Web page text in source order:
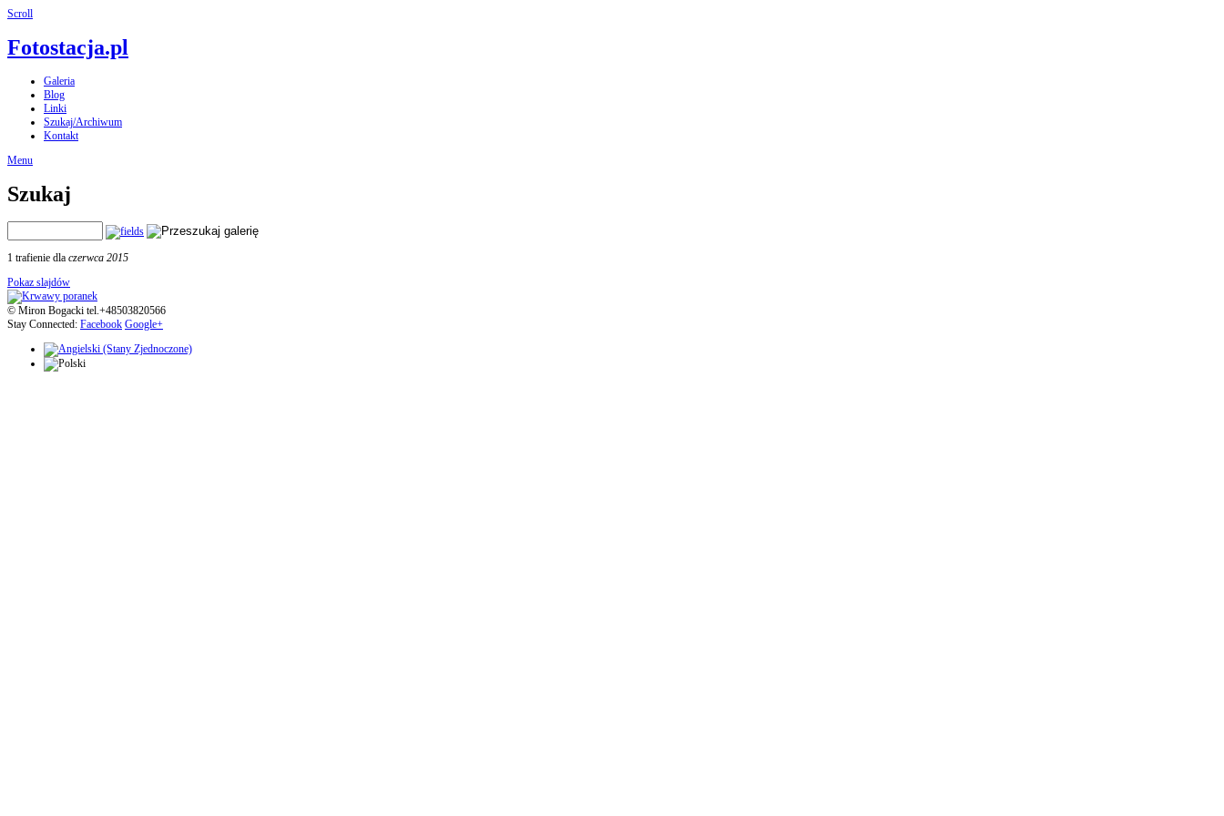
Scroll
Fotostacja.pl
Galeria
Blog
Linki
Szukaj/Archiwum
Kontakt
Menu
Szukaj
1 trafienie dla czerwca 2015
Pokaz slajdów
© Miron Bogacki tel.+48503820566
Stay Connected: Facebook Google+